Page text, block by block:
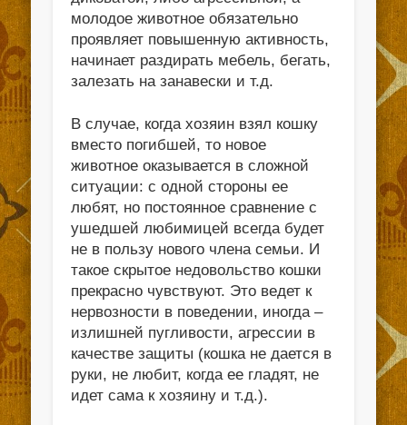
молодое животное обязательно
проявляет повышенную активность,
начинает раздирать мебель, бегать,
залезать на занавески и т.д.
В случае, когда хозяин взял кошку
вместо погибшей, то новое
животное оказывается в сложной
ситуации: с одной стороны ее
любят, но постоянное сравнение с
ушедшей любимицей всегда будет
не в пользу нового члена семьи. И
такое скрытое недовольство кошки
прекрасно чувствуют. Это ведет к
нервозности в поведении, иногда –
излишней пугливости, агрессии в
качестве защиты (кошка не дается в
руки, не любит, когда ее гладят, не
идет сама к хозяину и т.д.).